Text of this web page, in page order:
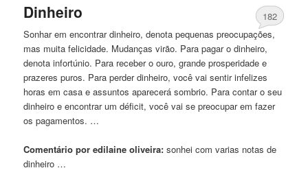
Dinheiro
182
Sonhar em encontrar dinheiro, denota pequenas preocupações,
mas muita felicidade. Mudanças virão. Para pagar o dinheiro,
denota infortúnio. Para receber o ouro, grande prosperidade e
prazeres puros. Para perder dinheiro, você vai sentir infelizes
horas em casa e assuntos aparecerá sombrio. Para contar o seu
dinheiro e encontrar um déficit, você vai se preocupar em fazer
os pagamentos. …
Comentário por edilaine oliveira: sonhei com varias notas de
dinheiro …